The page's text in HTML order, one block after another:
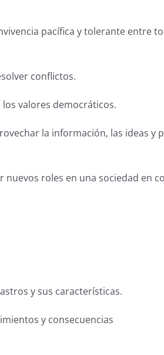
pacífica y tolerante entre
conflictos.
valores democráticos.
la información, las ideas y
roles en una sociedad en
y sus características.
y consecuencias